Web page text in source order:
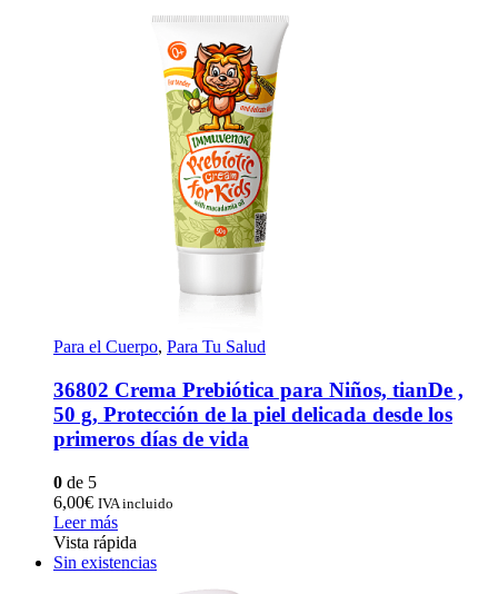
Para el Cuerpo, Para Tu Salud
36802 Crema Prebiótica para Niños, tianDe ,
50 g, Protección de la piel delicada desde los
primeros días de vida
0 de 5
6,00€ IVA incluido
Leer más
Vista rápida
Sin existencias